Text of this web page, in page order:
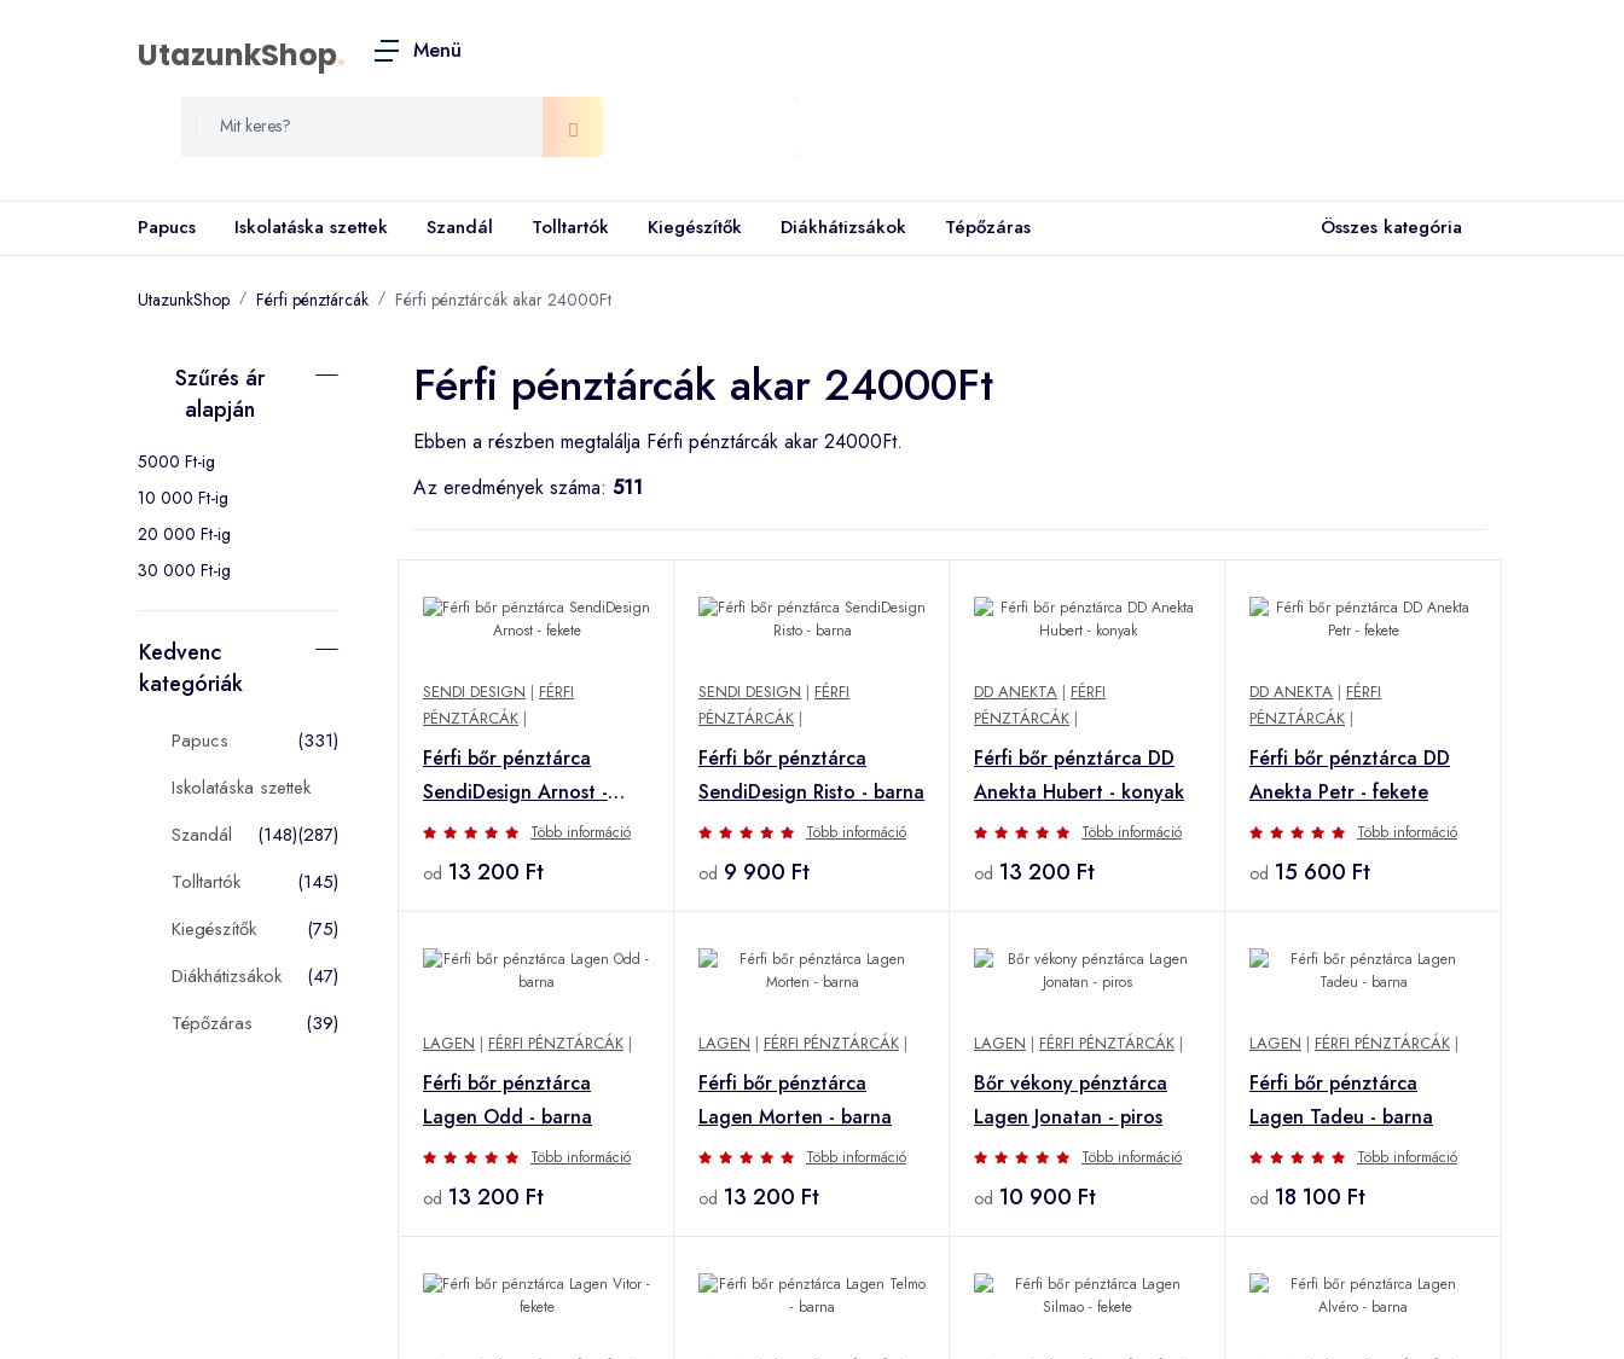
UtazunkShop. Menü
Papucs Iskolatáska szettek Szandál Tolltartók Kiegészítők Diákhátizsákok Tépőzáras Összes kategória
UtazunkShop Férfi pénztárcák Férfi pénztárcák akar 24000Ft
Szűrés ár
alapján
5000 Ft-ig
10 000 Ft-ig
20 000 Ft-ig
30 000 Ft-ig
Kedvenc
kategóriák
Papucs
(331)
Iskolatáska szettek
(287)
Szandál
(148)
Tolltartók
(145)
Kiegészítők
(75)
Diákhátizsákok
(47)
Tépőzáras
(39)
Férfi pénztárcák akar 24000Ft
Ebben a részben megtalálja Férfi pénztárcák akar 24000Ft.
Az eredmények száma: 511
SENDI DESIGN | FÉRFI
PÉNZTÁRCÁK |
Férfi bőr pénztárca
SendiDesign Arnost -
fekete
Több információ
od 13 200 Ft
SENDI DESIGN | FÉRFI
PÉNZTÁRCÁK |
Férfi bőr pénztárca
SendiDesign Risto - barna
Több információ
od 9 900 Ft
DD ANEKTA | FÉRFI
PÉNZTÁRCÁK |
Férfi bőr pénztárca DD
Anekta Hubert - konyak
Több információ
od 13 200 Ft
DD ANEKTA | FÉRFI
PÉNZTÁRCÁK |
Férfi bőr pénztárca DD
Anekta Petr - fekete
Több információ
od 15 600 Ft
LAGEN | FÉRFI PÉNZTÁRCÁK |
Férfi bőr pénztárca
Lagen Odd - barna
Több információ
od 13 200 Ft
LAGEN | FÉRFI PÉNZTÁRCÁK |
Férfi bőr pénztárca
Lagen Morten - barna
Több információ
od 13 200 Ft
LAGEN | FÉRFI PÉNZTÁRCÁK |
Bőr vékony pénztárca
Lagen Jonatan - piros
Több információ
od 10 900 Ft
LAGEN | FÉRFI PÉNZTÁRCÁK |
Férfi bőr pénztárca
Lagen Tadeu - barna
Több információ
od 18 100 Ft